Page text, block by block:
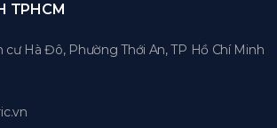
TPHCM
cư Hà Đô, Phường Thới An, TP Hồ Chí Minh